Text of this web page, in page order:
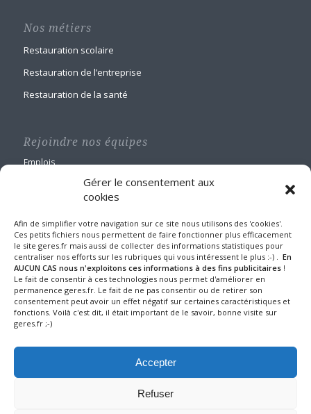
Gérer le consentement aux
cookies
Afin de simplifier votre navigation sur ce site nous utilisons des 'cookies'.
Ces petits fichiers nous permettent de faire fonctionner plus efficacement
le site geres.fr mais aussi de collecter des informations statistiques pour
centraliser nos efforts sur les rubriques qui vous intéressent le plus :-) . En
AUCUN CAS nous n'exploitons ces informations à des fins publicitaires !
Le fait de consentir à ces technologies nous permet d'améliorer en
permanence geres.fr. Le fait de ne pas consentir ou de retirer son
consentement peut avoir un effet négatif sur certaines caractéristiques et
fonctions. Voilà c'est dit, il était important de le savoir, bonne visite sur
geres.fr ;-)
Accepter
Refuser
Nos métiers
Restauration scolaire
Restauration de l’entreprise
Restauration de la santé
Rejoindre nos équipes
Emplois
GERES Restauration
Maison Blanche
1 route de Nangis - BP 60588
77016 MELUN CEDEX
Tel : 01 64 10 22 90
Fax : 01 64 39 24 43